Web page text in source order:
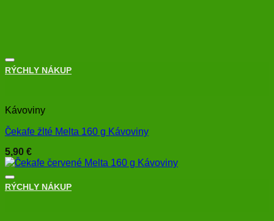
+
RÝCHLY NÁKUP
Kávoviny
Čekafe žlté Melta 160 g Kávoviny
5,90 €
+
RÝCHLY NÁKUP